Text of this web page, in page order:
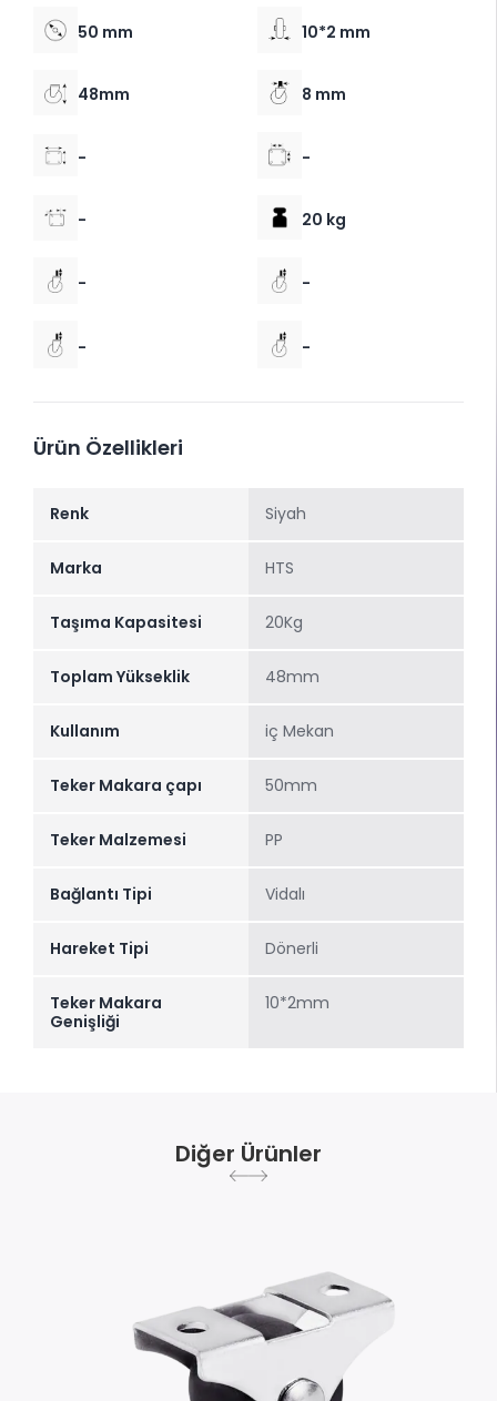
50 mm 10*2 mm
48mm 8 mm
- -
- 20 kg
- -
- -
Ürün Özellikleri
Renk Siyah
Marka HTS
Taşıma Kapasitesi 20Kg
Toplam Yükseklik 48mm
Kullanım iç Mekan
Teker Makara çapı 50mm
Teker Malzemesi PP
Bağlantı Tipi Vidalı
Hareket Tipi Dönerli
Teker Makara
Genişliği
10*2mm
Diğer Ürünler